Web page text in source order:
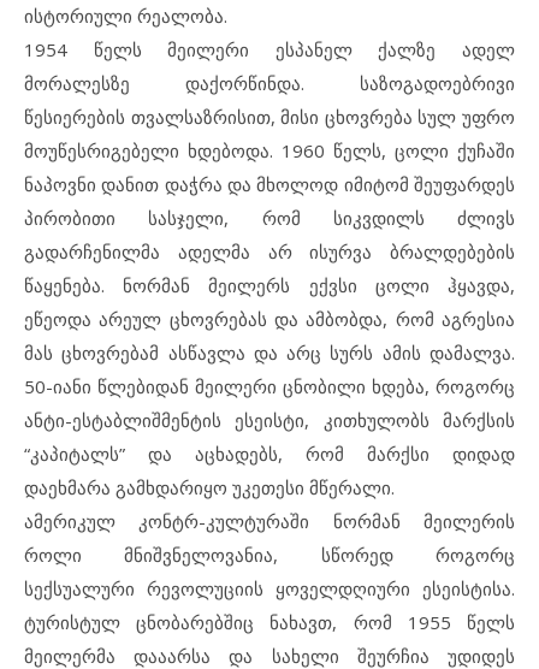
ისტორიული რეალობა.
1954 წელს მეილერი ესპანელ ქალზე ადელ
მორალესზე დაქორწინდა. საზოგადოებრივი
წესიერების თვალსაზრისით, მისი ცხოვრება სულ უფრო
მოუწესრიგებელი ხდებოდა. 1960 წელს, ცოლი ქუჩაში
ნაპოვნი დანით დაჭრა და მხოლოდ იმიტომ შეუფარდეს
პირობითი სასჯელი, რომ სიკვდილს ძლივს
გადარჩენილმა ადელმა არ ისურვა ბრალდებების
წაყენება. ნორმან მეილერს ექვსი ცოლი ჰყავდა,
ეწეოდა არეულ ცხოვრებას და ამბობდა, რომ აგრესია
მას ცხოვრებამ ასწავლა და არც სურს ამის დამალვა.
50-იანი წლებიდან მეილერი ცნობილი ხდება, როგორც
ანტი-ესტაბლიშმენტის ესეისტი, კითხულობს მარქსის
“კაპიტალს” და აცხადებს, რომ მარქსი დიდად
დაეხმარა გამხდარიყო უკეთესი მწერალი.
ამერიკულ კონტრ-კულტურაში ნორმან მეილერის
როლი მნიშვნელოვანია, სწორედ როგორც
სექსუალური რევოლუციის ყოველდღიური ესეისტისა.
ტურისტულ ცნობარებშიც ნახავთ, რომ 1955 წელს
მეილერმა დააარსა და სახელი შეურჩია უდიდეს